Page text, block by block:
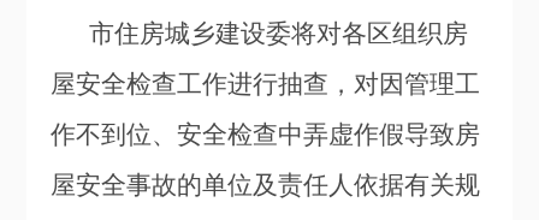
市住房城乡建设委将对各区组织房
屋安全检查工作进行抽查，对因管理工
作不到位、安全检查中弄虚作假导致房
屋安全事故的单位及责任人依据有关规